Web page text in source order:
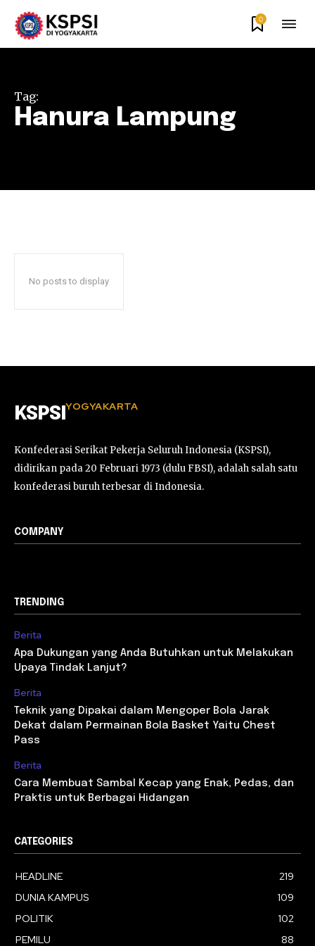
0
Tag:
Hanura Lampung
No posts to display
KSPSI YOGYAKARTA
Konfederasi Serikat Pekerja Seluruh Indonesia (KSPSI),
didirikan pada 20 Februari 1973 (dulu FBSI), adalah salah satu
konfederasi buruh terbesar di Indonesia.
COMPANY
TRENDING
Berita
Apa Dukungan yang Anda Butuhkan untuk Melakukan
Upaya Tindak Lanjut?
Berita
Teknik yang Dipakai dalam Mengoper Bola Jarak
Dekat dalam Permainan Bola Basket Yaitu Chest
Pass
Berita
Cara Membuat Sambal Kecap yang Enak, Pedas, dan
Praktis untuk Berbagai Hidangan
CATEGORIES
HEADLINE
219
DUNIA KAMPUS
109
POLITIK
102
PEMILU
88